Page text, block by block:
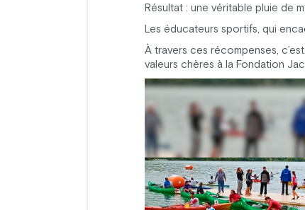
Résultat : une véritable pluie de
Les éducateurs sportifs, qui
À travers ces récompenses,
valeurs chères à la Fondation